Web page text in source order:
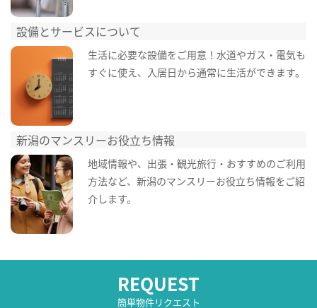
設備とサービスについて
生活に必要な設備をご用意！水道やガス・電気も
すぐに使え、入居日から通常に生活ができます。
新潟のマンスリーお役立ち情報
地域情報や、出張・観光旅行・おすすめのご利用
方法など、新潟のマンスリーお役立ち情報をご紹
介します。
REQUEST
簡単物件リクエスト